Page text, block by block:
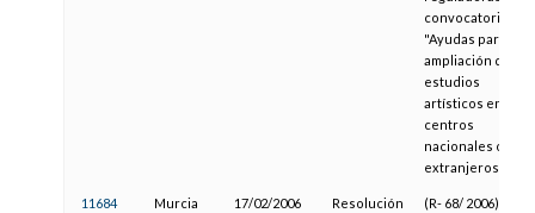
convocatoria de
"Ayudas para la
ampliación de
estudios
artísticos en
centros
nacionales o
extranjeros"
11684 Murcia 17/02/2006 Resolución
(R- 68/ 2006), de la